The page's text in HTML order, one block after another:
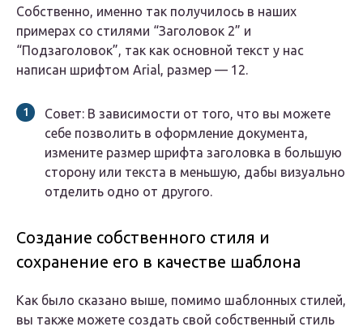
Собственно, именно так получилось в наших
примерах со стилями “Заголовок 2” и
“Подзаголовок”, так как основной текст у нас
написан шрифтом Arial, размер — 12.
Совет: В зависимости от того, что вы можете
себе позволить в оформление документа,
измените размер шрифта заголовка в большую
сторону или текста в меньшую, дабы визуально
отделить одно от другого.
Создание собственного стиля и
сохранение его в качестве шаблона
Как было сказано выше, помимо шаблонных стилей,
вы также можете создать свой собственный стиль